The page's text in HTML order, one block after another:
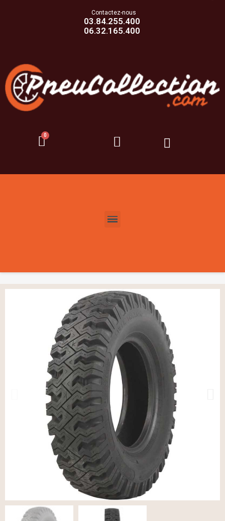
Contactez-nous
03.84.255.400
06.32.165.400